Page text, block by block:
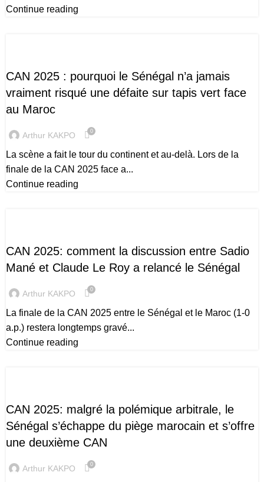
Continue reading
CAN 2025 : pourquoi le Sénégal n’a jamais
vraiment risqué une défaite sur tapis vert face
au Maroc
Arthur KAKPO 0
La scène a fait le tour du continent et au-delà. Lors de la
finale de la CAN 2025 face a...
Continue reading
CAN 2025: comment la discussion entre Sadio
Mané et Claude Le Roy a relancé le Sénégal
Arthur KAKPO 0
La finale de la CAN 2025 entre le Sénégal et le Maroc (1-0
a.p.) restera longtemps gravé...
Continue reading
CAN 2025: malgré la polémique arbitrale, le
Sénégal s’échappe du piège marocain et s’offre
une deuxième CAN
Arthur KAKPO 0